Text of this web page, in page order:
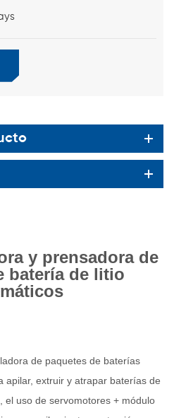
y prensadora de
batería de litio
de paquetes de baterías
apilar, extruir y atrapar baterías de
el uso de servomotores + módulo